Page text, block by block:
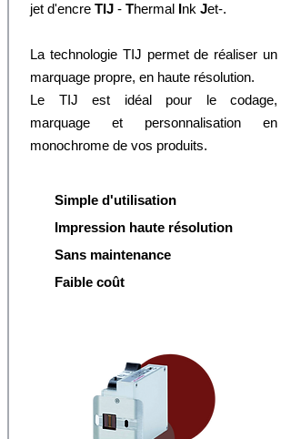
jet d'encre TIJ - Thermal Ink Jet-.
La technologie TIJ permet de réaliser un
marquage propre, en haute résolution.
Le TIJ est idéal pour le codage,
marquage et personnalisation en
monochrome de vos produits.
Simple d'utilisation
Impression haute résolution
Sans maintenance
Faible coût